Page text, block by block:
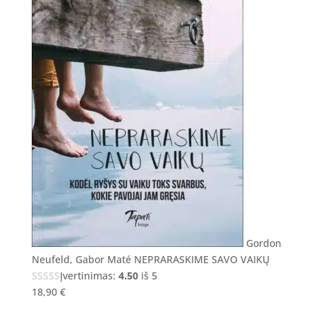
Gordon
Neufeld, Gabor Maté NEPRARASKIME SAVO VAIKŲ
Įvertinimas: 4.50iš 5
18,90 €